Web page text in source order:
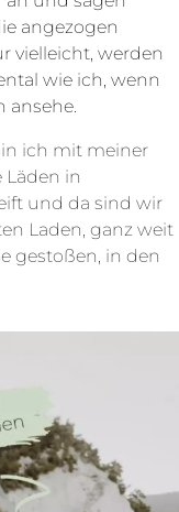
angezogen
vielleicht, werden
wie ich, wenn
ansehe.
ich mit meiner
in
und da sind wir
Laden, ganz weit
gestoßen, in den